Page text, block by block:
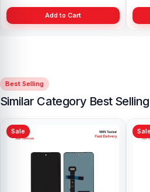
Add to Cart
Best Selling
Similar Category Best
Sale